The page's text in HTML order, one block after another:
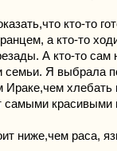
кто-то
а кто-то
А кто-то сам
семьи. Я выбрала
хлебать
красивыми
ниже,чем раса,